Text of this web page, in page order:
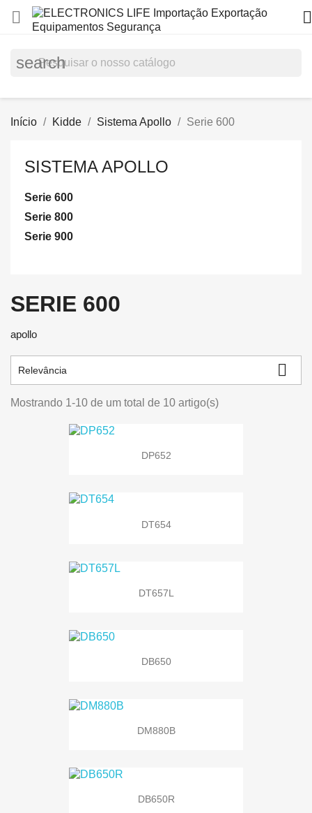
 
search
Início Kidde Sistema Apollo Serie 600
SISTEMA APOLLO
Serie 600
Serie 800
Serie 900
SERIE 600
apollo
Relevância 
Mostrando 1-10 de um total de 10 artigo(s)
DP652
DT654
DT657L
DB650
DM880B
DB650R